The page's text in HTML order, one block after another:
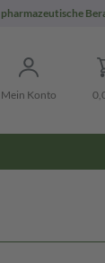
pharmazeutische
Mein Konto